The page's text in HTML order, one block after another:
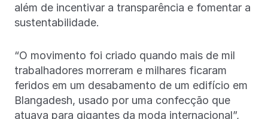
além de incentivar a transparência e fomentar a
sustentabilidade.
“O movimento foi criado quando mais de mil
trabalhadores morreram e milhares ficaram
feridos em um desabamento de um edifício em
Blangadesh, usado por uma confecção que
atuava para gigantes da moda internacional”,